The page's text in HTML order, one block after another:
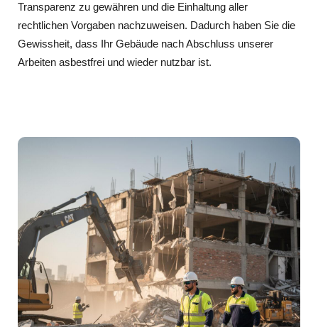
Transparenz zu gewähren und die Einhaltung aller
rechtlichen Vorgaben nachzuweisen. Dadurch haben Sie die
Gewissheit, dass Ihr Gebäude nach Abschluss unserer
Arbeiten asbestfrei und wieder nutzbar ist.